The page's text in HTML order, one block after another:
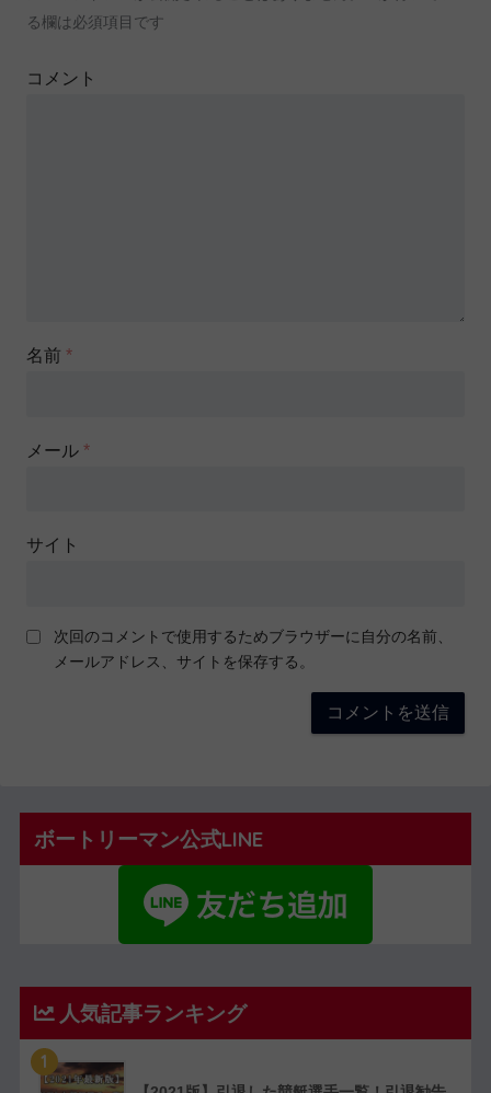
る欄は必須項目です
コメント
名前 *
メール *
サイト
次回のコメントで使用するためブラウザーに自分の名前、
メールアドレス、サイトを保存する。
ボートリーマン公式LINE
人気記事ランキング
1